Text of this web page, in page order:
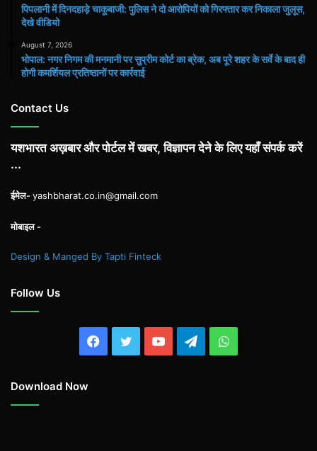
पिपलानी में दिनदहाड़े चाकूबाजी: पुलिस ने दो आरोपियों को गिरफ्तार कर निकाला जुलूस,
देखे वीडियो
August 7, 2026
भोपाल: नगर निगम की मनमानी पर सुप्रीम कोर्ट का ब्रेक, अब पूरे शहर के सर्वे के बाद ही
होगी कमर्शियल प्रतिष्ठानों पर कार्रवाई
Contact Us
यशभारत अख़बार और पोर्टल में खबर, विज्ञापन देने के लिए यहाँ संपर्क करें
...
ईमेल-yashbharat.co.in@gmail.com
मोबाइल -
Design & Manged By Tapti Finteck
Follow Us
Facebook
TwitterYouTubeTelegramWhatsApp
Download Now